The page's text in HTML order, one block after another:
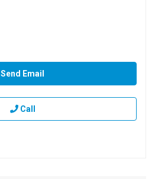
Send Email
Call